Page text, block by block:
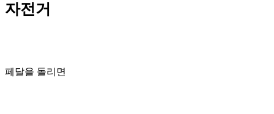
자전거
페달을 돌리면